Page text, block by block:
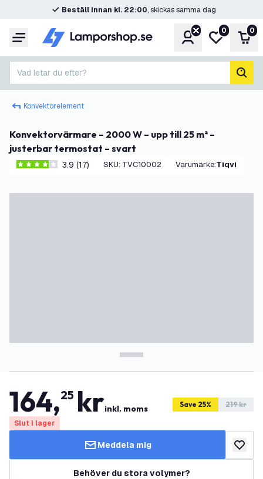
Beställ innan kl. 22:00, skickas samma dag
Meny KontoMin0 0
Vad letar du efter?
sök
Konvektorelement
Konvektorvärmare – 2000 W – upp till 25 m² –
justerbar termostat – svart
3.9 stjärnbetyg3.9 (17) SKU: TVC10002 Varumärke: Tiqvi
164,25 krinkl. moms Save 25% 219 kr
Slut i lager
Meddela mig lägg
Behöver du stora volymer?